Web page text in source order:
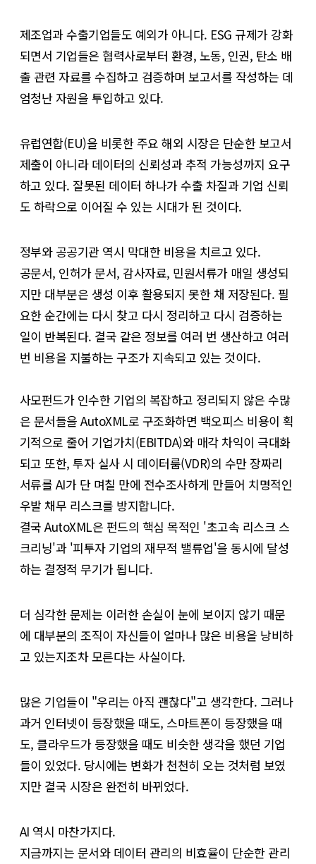
제조업과 수출기업들도 예외가 아니다. ESG 규제가 강화
되면서 기업들은 협력사로부터 환경, 노동, 인권, 탄소 배
출 관련 자료를 수집하고 검증하며 보고서를 작성하는 데
엄청난 자원을 투입하고 있다.
유럽연합(EU)을 비롯한 주요 해외 시장은 단순한 보고서
제출이 아니라 데이터의 신뢰성과 추적 가능성까지 요구
하고 있다. 잘못된 데이터 하나가 수출 차질과 기업 신뢰
도 하락으로 이어질 수 있는 시대가 된 것이다.
정부와 공공기관 역시 막대한 비용을 치르고 있다.
공문서, 인허가 문서, 감사자료, 민원서류가 매일 생성되
지만 대부분은 생성 이후 활용되지 못한 채 저장된다. 필
요한 순간에는 다시 찾고 다시 정리하고 다시 검증하는
일이 반복된다. 결국 같은 정보를 여러 번 생산하고 여러
번 비용을 지불하는 구조가 지속되고 있는 것이다.
사모펀드가 인수한 기업의 복잡하고 정리되지 않은 수많
은 문서들을 AutoXML로 구조화하면 백오피스 비용이 획
기적으로 줄어 기업가치(EBITDA)와 매각 차익이 극대화
되고 또한, 투자 실사 시 데이터룸(VDR)의 수만 장짜리
서류를 AI가 단 며칠 만에 전수조사하게 만들어 치명적인
우발 채무 리스크를 방지합니다.
결국 AutoXML은 펀드의 핵심 목적인 '초고속 리스크 스
크리닝'과 '피투자 기업의 재무적 밸류업'을 동시에 달성
하는 결정적 무기가 됩니다.
더 심각한 문제는 이러한 손실이 눈에 보이지 않기 때문
에 대부분의 조직이 자신들이 얼마나 많은 비용을 낭비하
고 있는지조차 모른다는 사실이다.
많은 기업들이 "우리는 아직 괜찮다"고 생각한다. 그러나
과거 인터넷이 등장했을 때도, 스마트폰이 등장했을 때
도, 클라우드가 등장했을 때도 비슷한 생각을 했던 기업
들이 있었다. 당시에는 변화가 천천히 오는 것처럼 보였
지만 결국 시장은 완전히 바뀌었다.
AI 역시 마찬가지다.
지금까지는 문서와 데이터 관리의 비효율이 단순한 관리